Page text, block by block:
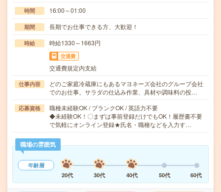
時間 16:00～01:00
期間 長期でお仕事できる方、大歓迎！
時給 時給1330～1663円
交通費
交通費規定内支給
仕事内容
どのご家庭冷蔵庫にもあるマヨネーズ会社のグループ会社
でのお仕事。サラダの仕込み作業、具材や調味料の投…
応募資格
職種未経験OK / ブランクOK / 英語力不要
◆未経験OK！〇まずは事前登録だけでもOK！履歴書不要
で気軽にオンライン登録★氏名・職種などを入力す…
職場の雰囲気
年齢層
20代
30代 40代 50代 60代